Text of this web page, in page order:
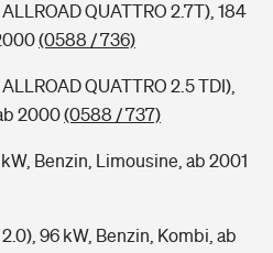
QUATTRO 2.7T), 184
(0588 / 736)
QUATTRO 2.5 TDI),
2000(0588 / 737)
Benzin, Limousine, ab 2001
96 kW, Benzin, Kombi, ab